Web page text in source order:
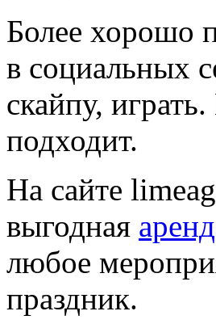
Более хорошо
в социальных
скайпу,
подходит.
На сайте
выгодная
любое
праздник.